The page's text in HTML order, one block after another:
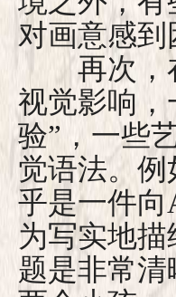
对画意感到
再次，在
视觉影响，
验”，一些
觉语法。例
乎是一件
为写实地
题是非常